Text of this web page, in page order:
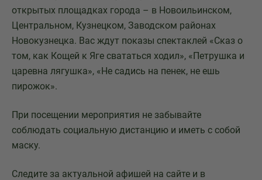
открытых площадках города – в Новоильинском,
Центральном, Кузнецком, Заводском районах
Новокузнецка. Вас ждут показы спектаклей «Сказ о
том, как Кощей к Яге свататься ходил», «Петрушка и
царевна лягушка», «Не садись на пенек, не ешь
пирожок».
При посещении мероприятия не забывайте
соблюдать социальную дистанцию и иметь с собой
маску.
Следите за актуальной афишей на сайте и в